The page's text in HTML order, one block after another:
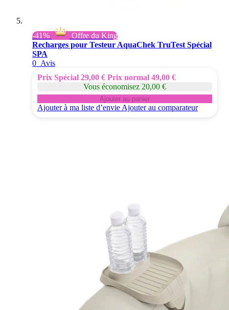
-41%
Offre du King
Recharges pour Testeur AquaChek TruTest Spécial
SPA
0 Avis
Prix Spécial 29,00 € Prix normal 49,00 €
Vous économisez 20,00 €
Ajouter au panier
Ajouter à ma liste d’envie Ajouter au comparateur